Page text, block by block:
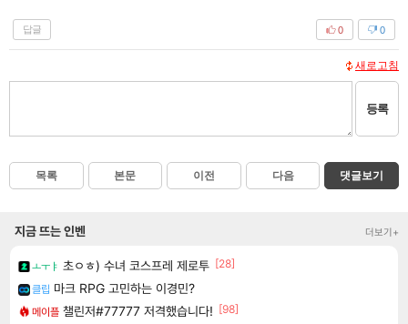
답글 0
0
새로고침
등록
목록 본문 이전 다음 댓글보기
지금 뜨는 인벤 더보기+
ㅗㅜㅑ 초ㅇㅎ) 수녀 코스프레 제로투 [28]
클립 마크 RPG 고민하는 이경민?
메이플 챌린저#77777 저격했습니다! [98]